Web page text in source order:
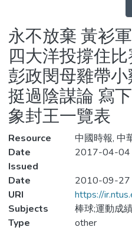
Statistics
永不放棄 黃衫
四大洋投撐住比
彭政閔母雞帶
挺過陰謀論 寫
象封王一覽表
Resource
中國時報, 中
Date
Issued
2017-04-04
Date
2010-09-27
URI
https://
Subjects
棒球;運動成
Type
other